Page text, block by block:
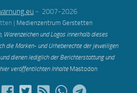
- 2007-2026
| Medienzentrum Gerstetten
Warenzeichen und Logos innerhalb dieses
die Marken- und Urheberechte der jeweiligen
dienen lediglich der Berichterstattung und
veröffentlichten Inhalte Mastodon